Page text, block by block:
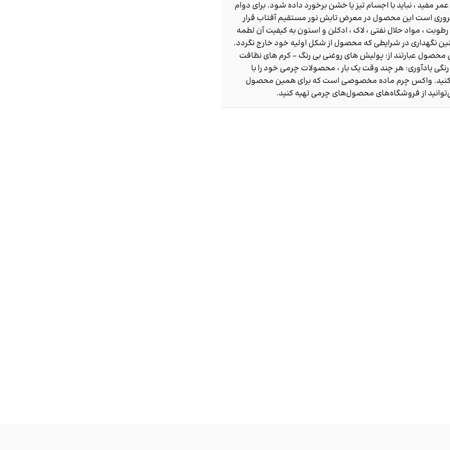
مفید ، نباید با اجسام تیز یا خشن برخورد داده شود. برای دوام
است این محصول در معرض تابش نور مستقیم آفتاب قرار
، مواد حلال نفتی ، لاک ، ادکلن و استون به کیفیت آن لطمه
نگهداری در شرایطی که محصول از شکل اولیه خود خارج نگردد.
محصول عبارتند از: پولیش های روغنی بی رنگ - کرم های نظافت
یادآوری: هر چند وقت یک بار ، محصولات چرمی خود را با
واکس چرم ماده مخصوصی است که برای همین محصول
از فروشگاه‌های محصول‌های چرمی تهیه کنید.